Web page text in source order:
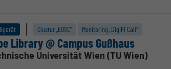
Cluster „EOSC“ Monitoring „DigiFI Call“
Library @ Campus Gußhaus
Universität Wien (TU Wien)